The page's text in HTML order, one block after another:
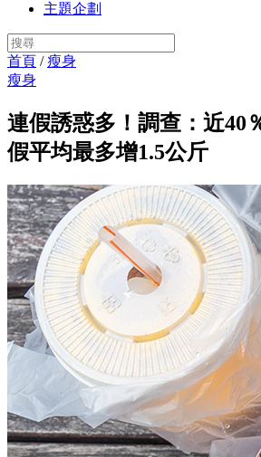
主題企劃
首頁 /瘦身
瘦身
連假誘惑多！調查：近40
假平均最多增1.5公斤